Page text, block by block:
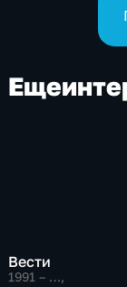
Еще
Вести
1991 – …,